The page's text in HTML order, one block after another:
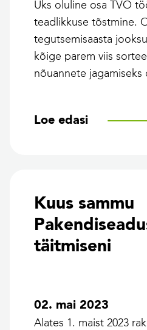
Üks oluline osa TVO
teadlikkuse tõstmine.
tegutsemisaasta
kõige parem viis
nõuannete
Loe edasi
Kuus sammu
täitmiseni
02. mai 2023
Alates 1. maist 2023